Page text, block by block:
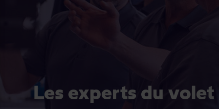
Les experts du volet